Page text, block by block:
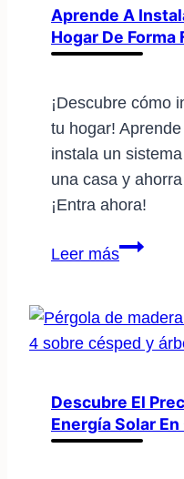
Aprende A
Hogar De Forma
¡Descubre cómo
tu hogar!
instala un
una casa y
¡Entra ahora!
Leer másAprende
energía
solar
tu
hogar
Descubre El
Energía Solar En